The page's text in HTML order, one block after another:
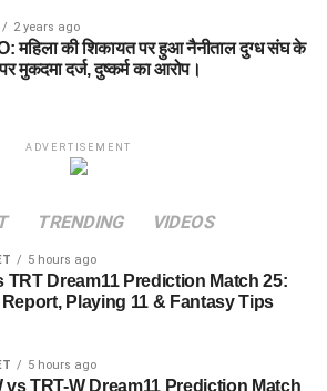
2 years ago
महिला की शिकायत पर हुआ नैनीताल दुग्ध संघ के
मुकदमा दर्ज, दुष्कर्म का आरोप।
ADVERTISEMENT
TRENDING VIDEOS
5 hours ago
TRT Dream11 Prediction Match 25:
Report, Playing 11 & Fantasy Tips
5 hours ago
vs TRT-W Dream11 Prediction Match